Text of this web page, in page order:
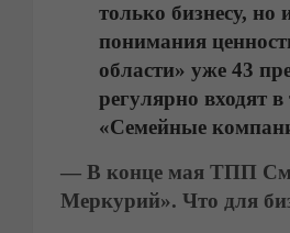
только бизнесу, но
понимания
области» уже 43
регулярно входят
«Семейные
— В конце мая ТПП
Меркурий». Что для